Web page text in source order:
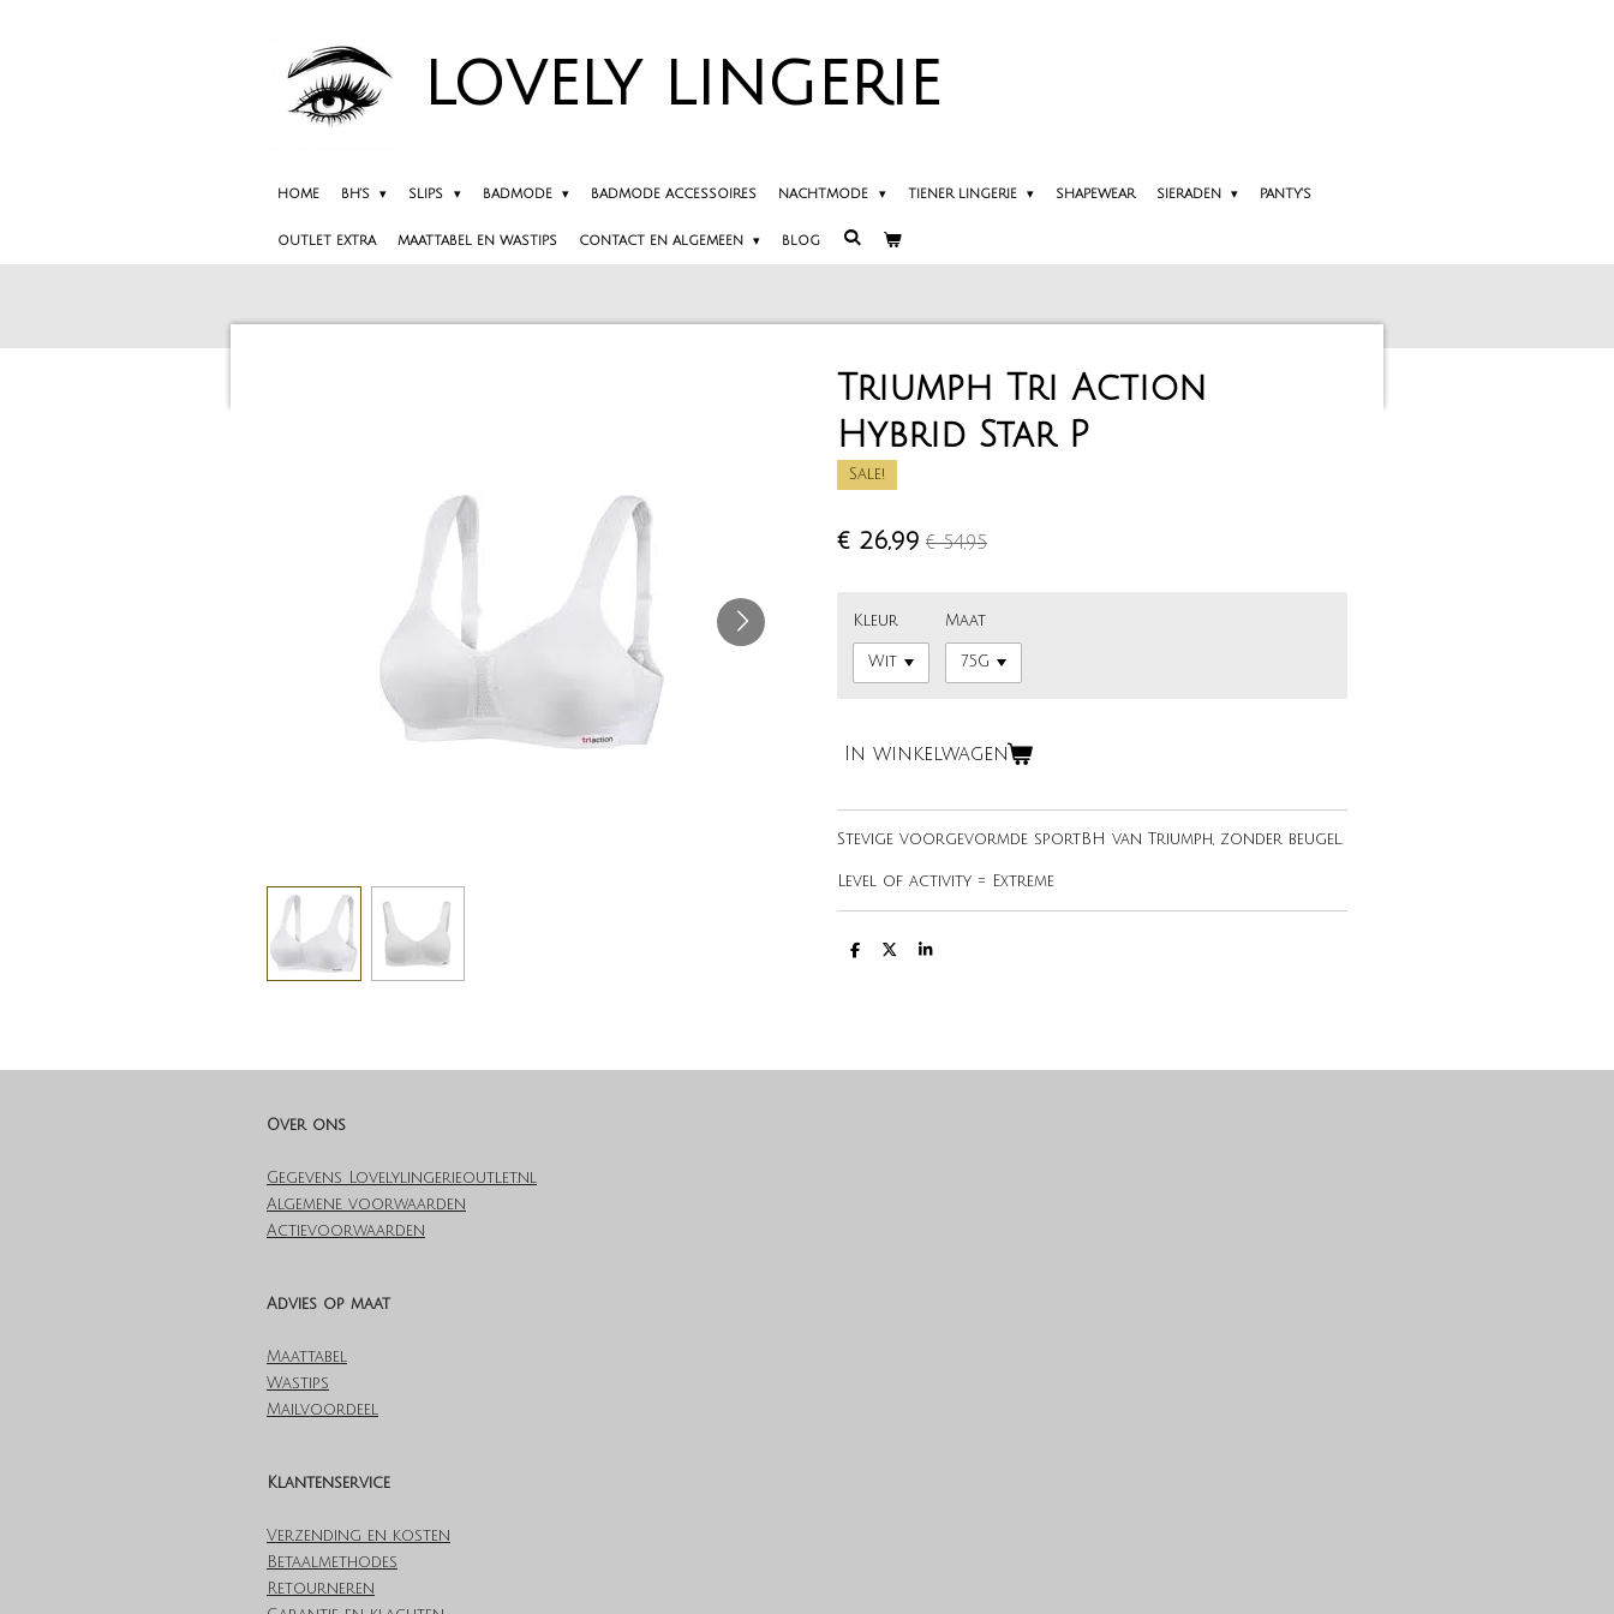
LOVELY LINGERIE
HOME BH'S SLIPS BADMODE BADMODE ACCESSOIRES NACHTMODE TIENER LINGERIE SHAPEWEAR SIERADEN PANTY'S
OUTLET EXTRA MAATTABEL EN WASTIPS CONTACT EN ALGEMEEN BLOG
Triumph Tri Action
Hybrid Star P
Sale!
€ 26,99 € 54,95
Kleur Maat
In winkelwagen
Stevige voorgevormde sportBH van Triumph, zonder beugel.
Level of activity = Extreme
D
D
S
Over ons
Gegevens Lovelylingerieoutlet.nl
Algemene voorwaarden
Actievoorwaarden
Advies op maat
Maattabel
Wastips
Mailvoordeel
Klantenservice
Verzending en kosten
Betaalmethodes
Retourneren